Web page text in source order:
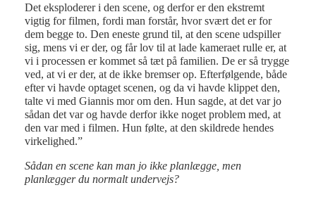
Det eksploderer i den scene, og derfor er den ekstremt
vigtig for filmen, fordi man forstår, hvor svært det er for
dem begge to. Den eneste grund til, at den scene udspiller
sig, mens vi er der, og får lov til at lade kameraet rulle er, at
vi i processen er kommet så tæt på familien. De er så trygge
ved, at vi er der, at de ikke bremser op. Efterfølgende, både
efter vi havde optaget scenen, og da vi havde klippet den,
talte vi med Giannis mor om den. Hun sagde, at det var jo
sådan det var og havde derfor ikke noget problem med, at
den var med i filmen. Hun følte, at den skildrede hendes
virkelighed.”
Sådan en scene kan man jo ikke planlægge, men
planlægger du normalt undervejs?